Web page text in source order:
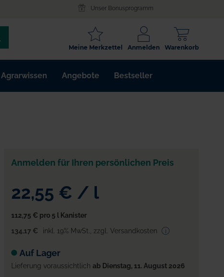
Unser Bonusprogramm
/
ARTIKELNR.
/
Warenkorb
Anmelden
Meine Merkzettel
Agrarwissen Angebote Bestseller
Anmelden für Ihren persönlichen Preis
22,55 € / l
112,75 € pro 5 l Kanister
134,17 €
inkl. 19% MwSt. zzgl. Versandkosten
Auf Lager
Lieferung voraussichtlich ab Dienstag, 11. August 2026